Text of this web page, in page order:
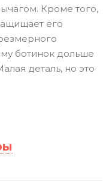
Кроме того,
его
ботинок дольше
деталь, но это